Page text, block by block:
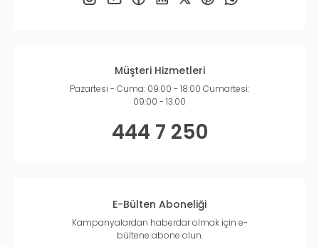
Müşteri Hizmetleri
Pazartesi - Cuma: 09:00 - 18:00 Cumartesi:
09:00 - 13:00
444 7 250
E-Bülten Aboneliği
Kampanyalardan haberdar olmak için e-
bültene abone olun.